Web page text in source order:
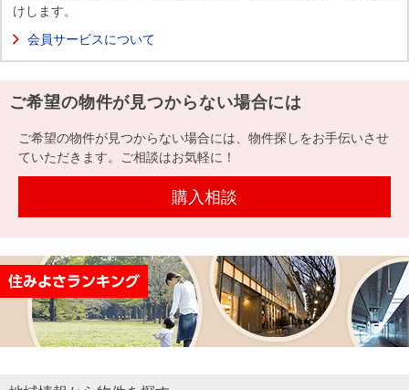
中古
マン
ンを
探す
築・
一戸
建て
す
用
物
件
を
す
件を
探す
無
料
定
却
談
売却
金額
試算
売却向け
周辺相場
住まい1プ
店舗のご
案内（首
案内（名
案内（関
ごあいさ
つ
要
Way
経営ビジ
ョン
組織図
役員一
沿革
本社地
図
（電子ブ
ック版）
新卒採用
情報
採用情報
採用情報
提携企業にお勤めの方
閉じる
けします。
会員サービスについて
ご希望の物件が見つからない場合には
ご希望の物件が見つからない場合には、物件探しをお手伝いさせ
ていただきます。ご相談はお気軽に！
購入相談